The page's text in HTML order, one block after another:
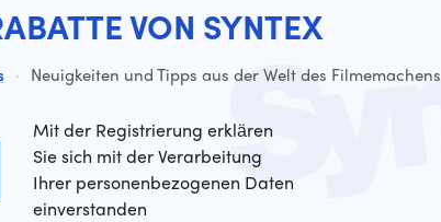
VON SYNTEX
· Neuigkeiten und Tipps aus der Welt des Filmemachens
Mit der Registrierung erklären
Sie sich mit der Verarbeitung
Ihrer personenbezogenen Daten
einverstanden